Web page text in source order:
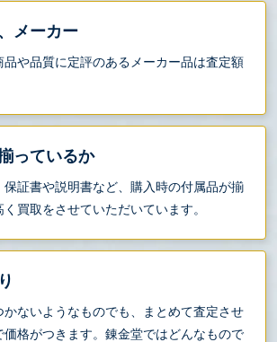
メーカー
品や品質に定評のあるメーカー品は査定額
っているか
保証書や説明書など、購入時の付属品が揃
買取をさせていただいています。
かないようなものでも、まとめて査定させ
価格がつきます。錬金堂ではどんなもので